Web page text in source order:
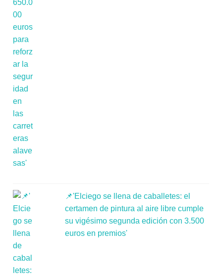
📌'Elciego se llena de caballetes: el
certamen de pintura al aire libre cumple
su vigésimo segunda edición con 3.500
euros en premios'